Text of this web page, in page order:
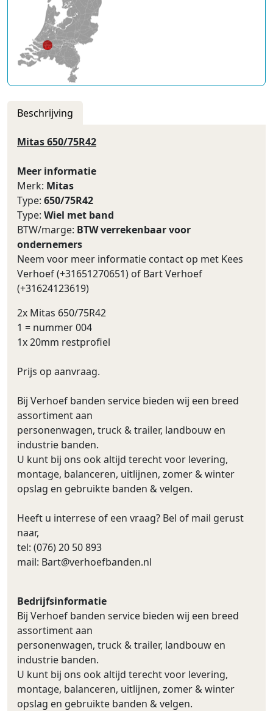
Beschrijving
Mitas 650/75R42
Meer informatie
Merk: Mitas
Type: 650/75R42
Type: Wiel met band
BTW/marge: BTW verrekenbaar voor
ondernemers
Neem voor meer informatie contact op met Kees
Verhoef (+31651270651) of Bart Verhoef
(+31624123619)
2x Mitas 650/75R42
1 = nummer 004
1x 20mm restprofiel
Prijs op aanvraag.
Bij Verhoef banden service bieden wij een breed
assortiment aan
personenwagen, truck & trailer, landbouw en
industrie banden.
U kunt bij ons ook altijd terecht voor levering,
montage, balanceren, uitlijnen, zomer & winter
opslag en gebruikte banden & velgen.
Heeft u interrese of een vraag? Bel of mail gerust
naar,
tel: (076) 20 50 893
mail: Bart@verhoefbanden.nl
Bedrijfsinformatie
Bij Verhoef banden service bieden wij een breed
assortiment aan
personenwagen, truck & trailer, landbouw en
industrie banden.
U kunt bij ons ook altijd terecht voor levering,
montage, balanceren, uitlijnen, zomer & winter
opslag en gebruikte banden & velgen.